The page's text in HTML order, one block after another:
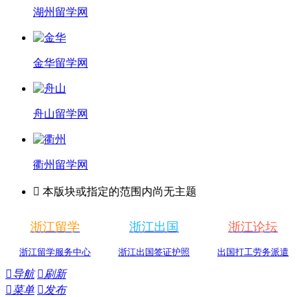
湖州留学网
金华留学网
舟山留学网
衢州留学网
 本版块或指定的范围内尚无主题
浙江留学
浙江留学服务中心
浙江出国
浙江出国签证护照
浙江论坛
出国打工劳务派遣
导航 刷新
菜单 发布